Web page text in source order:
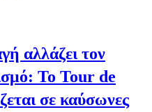
αλλάζει τον
Το Tour de
σε καύσωνες